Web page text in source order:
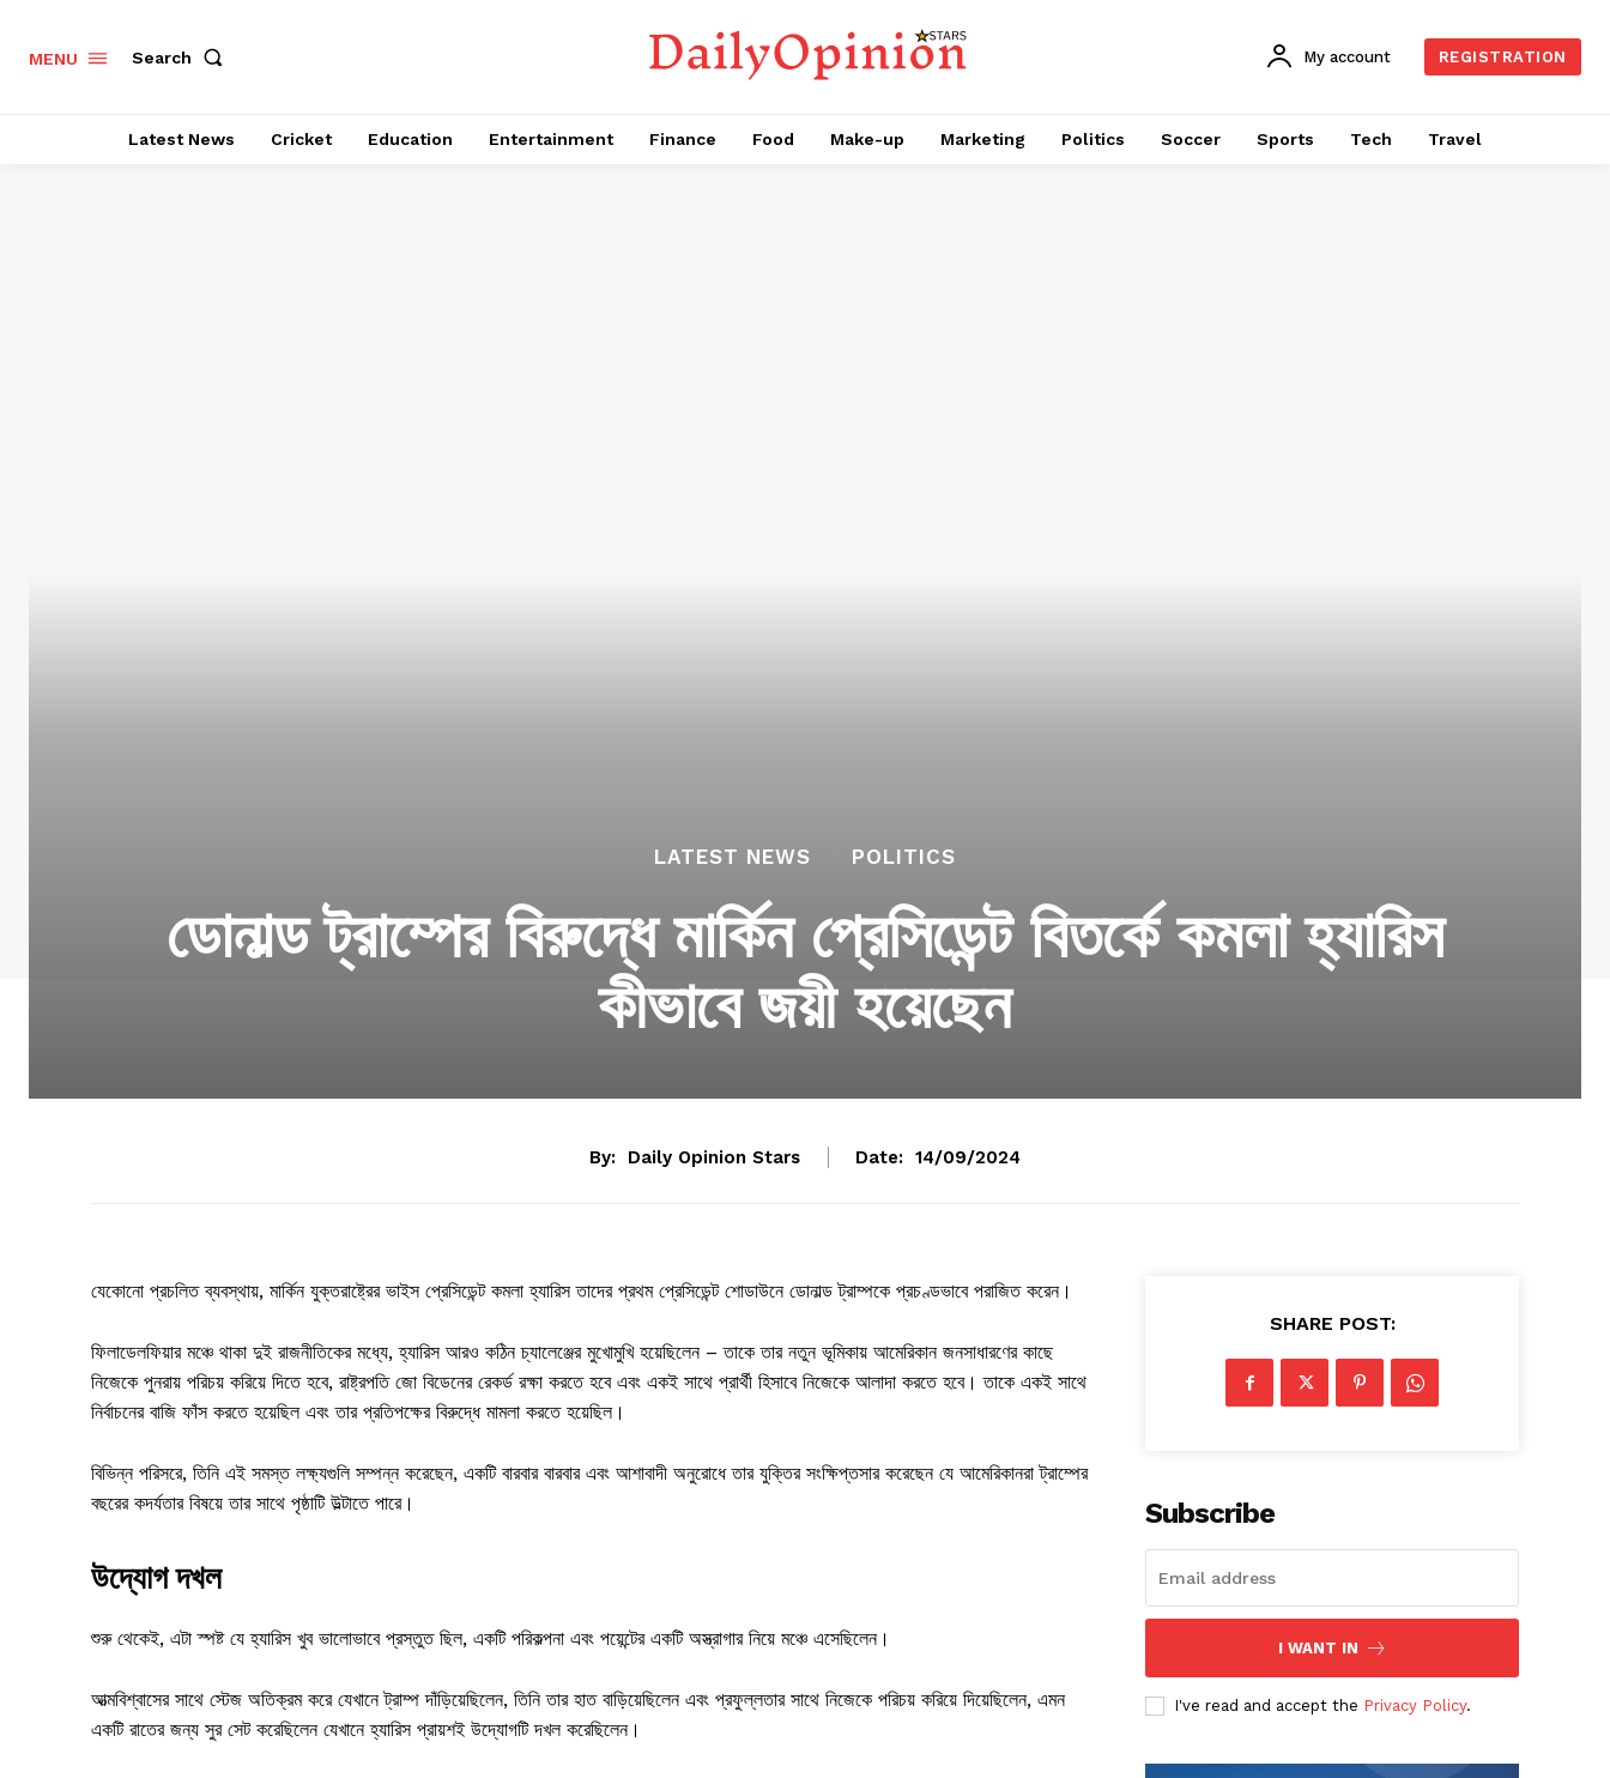
MENU Search My account REGISTRATION
Latest News Cricket Education Entertainment Finance Food Make-up Marketing Politics Soccer Sports Tech Travel
LATEST NEWS POLITICS
ডোনাল্ড ট্রাম্পের বিরুদ্ধে মার্কিন প্রেসিডেন্ট বিতর্কে কমলা হ্যারিস
কীভাবে জয়ী হয়েছেন
By: Daily Opinion Stars Date: 14/09/2024
যেকোনো প্রচলিত ব্যবস্থায়, মার্কিন যুক্তরাষ্ট্রের ভাইস প্রেসিডেন্ট কমলা হ্যারিস তাদের প্রথম প্রেসিডেন্ট শোডাউনে ডোনাল্ড ট্রাম্পকে প্রচণ্ডভাবে পরাজিত করেন।
ফিলাডেলফিয়ার মঞ্চে থাকা দুই রাজনীতিকের মধ্যে, হ্যারিস আরও কঠিন চ্যালেঞ্জের মুখোমুখি হয়েছিলেন – তাকে তার নতুন ভূমিকায় আমেরিকান জনসাধারণের কাছে
নিজেকে পুনরায় পরিচয় করিয়ে দিতে হবে, রাষ্ট্রপতি জো বিডেনের রেকর্ড রক্ষা করতে হবে এবং একই সাথে প্রার্থী হিসাবে নিজেকে আলাদা করতে হবে। তাকে একই সাথে
নির্বাচনের বাজি ফাঁস করতে হয়েছিল এবং তার প্রতিপক্ষের বিরুদ্ধে মামলা করতে হয়েছিল।
বিভিন্ন পরিসরে, তিনি এই সমস্ত লক্ষ্যগুলি সম্পন্ন করেছেন, একটি বারবার বারবার এবং আশাবাদী অনুরোধে তার যুক্তির সংক্ষিপ্তসার করেছেন যে আমেরিকানরা ট্রাম্পের
বছরের কদর্যতার বিষয়ে তার সাথে পৃষ্ঠাটি উল্টাতে পারে।
উদ্যোগ দখল
শুরু থেকেই, এটা স্পষ্ট যে হ্যারিস খুব ভালোভাবে প্রস্তুত ছিল, একটি পরিকল্পনা এবং পয়েন্টের একটি অস্ত্রাগার নিয়ে মঞ্চে এসেছিলেন।
আত্মবিশ্বাসের সাথে স্টেজ অতিক্রম করে যেখানে ট্রাম্প দাঁড়িয়েছিলেন, তিনি তার হাত বাড়িয়েছিলেন এবং প্রফুল্লতার সাথে নিজেকে পরিচয় করিয়ে দিয়েছিলেন, এমন
একটি রাতের জন্য সুর সেট করেছিলেন যেখানে হ্যারিস প্রায়শই উদ্যোগটি দখল করেছিলেন।
SHARE POST:
Subscribe
I WANT IN
I've read and accept the Privacy Policy.